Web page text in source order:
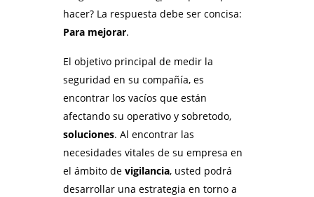
hacer? La respuesta debe ser concisa:
Para mejorar.
El objetivo principal de medir la
seguridad en su compañía, es
encontrar los vacíos que están
afectando su operativo y sobretodo,
soluciones. Al encontrar las
necesidades vitales de su empresa en
el ámbito de vigilancia, usted podrá
desarrollar una estrategia en torno a